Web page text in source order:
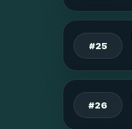
#25
#26